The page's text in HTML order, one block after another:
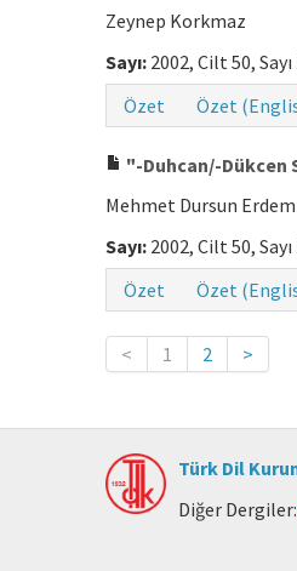
Zeynep Korkmaz
Sayı: 2002, Cilt 50, Sayı
Özet
Özet
"-Duhcan/-Dükcen
Mehmet Dursun Erdem
Sayı: 2002, Cilt 50, Sayı
Özet
Özet
< 1 2 >
Türk Dil
Diğer Dergiler: